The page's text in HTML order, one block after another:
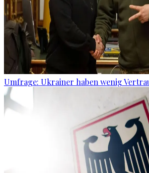
Umfrage: Ukrainer haben wenig